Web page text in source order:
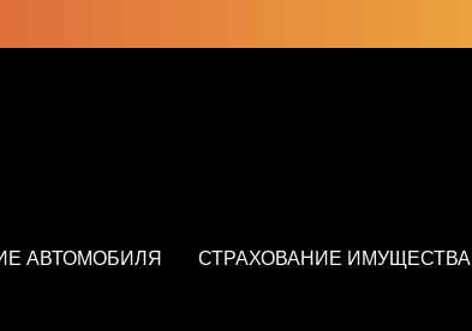
АВТОМОБИЛЯ СТРАХОВАНИЕ ИМУЩЕСТВА